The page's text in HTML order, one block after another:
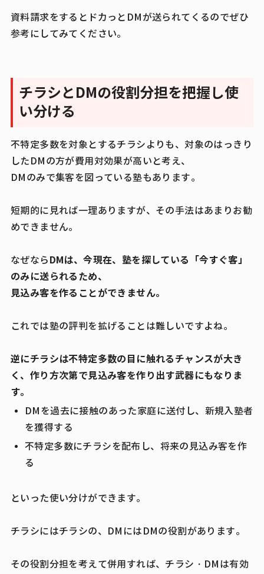
資料請求をするとドカっとDMが送られてくるのでぜひ
参考にしてみてください。
チラシとDMの役割分担を把握し使
い分ける
不特定多数を対象とするチラシよりも、対象のはっきり
したDMの方が費用対効果が高いと考え、
DMのみで集客を図っている塾もあります。
短期的に見れば一理ありますが、その手法はあまりお勧
めできません。
なぜなら DMは、今現在、塾を探している「今すぐ客」
のみに送られるため、
見込み客を作ることができません。
これでは塾の評判を拡げることは難しいですよね。
逆にチラシは不特定多数の目に触れるチャンスが大き
く、作り方次第で見込み客を作り出す武器にもなりま
す。
DMを過去に接触のあった家庭に送付し、新規入塾者
を獲得する
不特定多数にチラシを配布し、将来の見込み客を作
る
といった使い分けができます。
チラシにはチラシの、DMにはDMの役割があります。
その役割分担を考えて併用すれば、チラシ・DMは有効